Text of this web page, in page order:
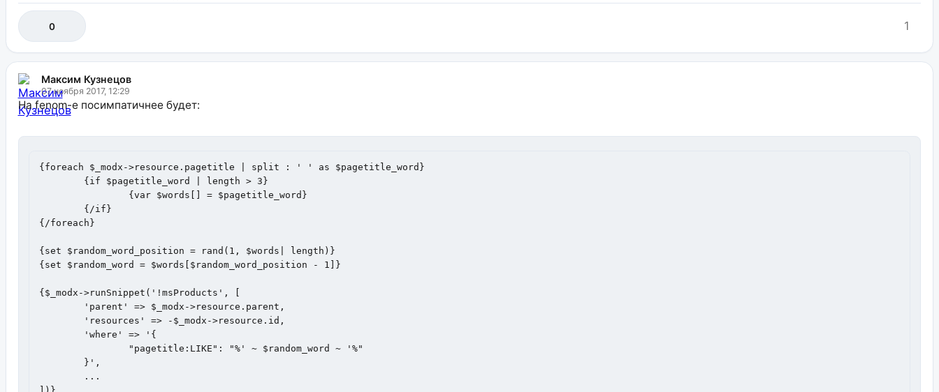
0 1
Максим Кузнецов
07 ноября 2017, 12:29
На fenom-е посимпатичнее будет:
{foreach $_modx->resource.pagetitle | split : ' ' as $pagetitle_word}
{/foreach}
{set $random_word_position = rand(1, $words| length)}
{set $random_word = $words[$random_word_position - 1]}
{$_modx->runSnippet('!msProducts', [